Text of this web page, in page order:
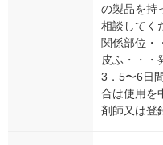
の製品を持
相談してく
関係部位・
皮ふ・・・
3．5〜6日
合は使用を
剤師又は登